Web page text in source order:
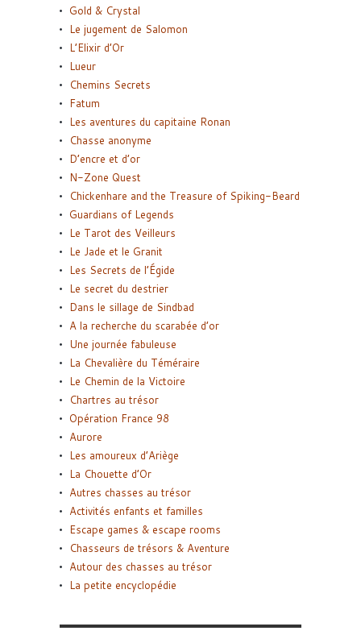
Gold & Crystal
Le jugement de Salomon
L’Elixir d’Or
Lueur
Chemins Secrets
Fatum
Les aventures du capitaine Ronan
Chasse anonyme
D’encre et d’or
N-Zone Quest
Chickenhare and the Treasure of Spiking-Beard
Guardians of Legends
Le Tarot des Veilleurs
Le Jade et le Granit
Les Secrets de l’Égide
Le secret du destrier
Dans le sillage de Sindbad
A la recherche du scarabée d’or
Une journée fabuleuse
La Chevalière du Téméraire
Le Chemin de la Victoire
Chartres au trésor
Opération France 98
Aurore
Les amoureux d’Ariège
La Chouette d’Or
Autres chasses au trésor
Activités enfants et familles
Escape games & escape rooms
Chasseurs de trésors & Aventure
Autour des chasses au trésor
La petite encyclopédie